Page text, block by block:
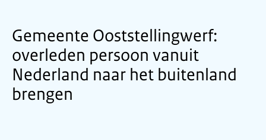
Gemeente Ooststellingwerf:
overleden persoon vanuit
Nederland naar het buitenland
brengen